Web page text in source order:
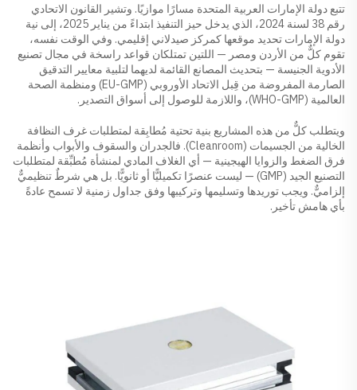
تتبع دولة الإمارات العربية المتحدة مسارًا موازيًا. وتشير القانون الاتحادي
رقم 38 لسنة 2024، الذي يدخل حيز التنفيذ ابتداءً من يناير 2025، إلى نية
دولة الإمارات تحديد موقعها كمركز صيدلاني إقليمي. وفي الوقت نفسه،
تقوم كلٌّ من الأردن ومصر — اللتين تمتلكان قواعد راسخة في مجال تصنيع
الأدوية الجنيسة — بتحديث المصانع القائمة لديهما لتلبية معايير التدقيق
الصارمة المفروضة من قِبل الاتحاد الأوروبي (EU-GMP) ومنظمة الصحة
العالمية (WHO-GMP)، واللازمة للوصول إلى أسواق التصدير.
ويتطلب كلٌّ من هذه المشاريع بنية تحتية مُطابِقة لمتطلبات غرف النظافة
الخالية من الجسيمات (Cleanroom). فالجدران والسقوف والأبواب وأنظمة
فرق الضغط والزوايا الهيجينية — أي الغلاف المادي لمنشأة مُطبِّقة لمتطلبات
التصنيع الجيد (GMP) — ليست عنصرًا تكميليًّا أو ثانويًّا. بل هي شرطٌ تنظيميٌّ
إلزاميٌّ. ويجب توريدها وتسليمها وتركيبها وفق جداول زمنية لا تسمح عادةً
بأي هامش تأخير.